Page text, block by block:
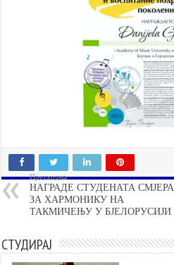
Претходна
НАГРАДЕ СТУДЕНАТА СМЈЕРА
ЗА ХАРМОНИКУ НА
ТАКМИЧЕЊУ У БЈЕЛОРУСИЈИ
СТУДИРАЈ